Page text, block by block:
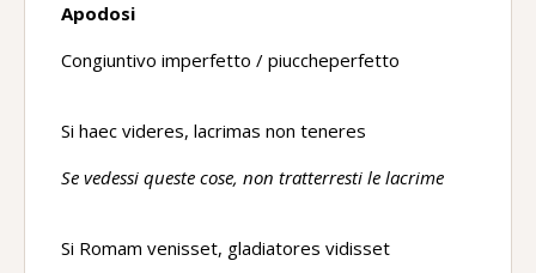
Apodosi
Congiuntivo imperfetto / piuccheperfetto
Si haec videres, lacrimas non teneres
Se vedessi queste cose, non tratterresti le lacrime
Si Romam venisset, gladiatores vidisset